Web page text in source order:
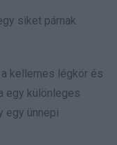
siket párnak
kellemes légkör és
egy különleges
egy ünnepi